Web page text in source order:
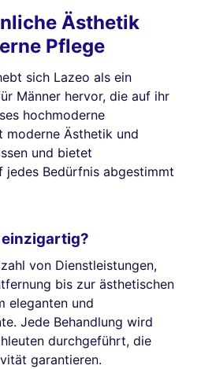
Ästhetik
Pflege
sich Lazeo als ein
Männer hervor, die auf ihr
hochmoderne
moderne Ästhetik und
und bietet
jedes Bedürfnis abgestimmt
einzigartig?
von Dienstleistungen,
bis zur ästhetischen
eleganten und
Jede Behandlung wird
durchgeführt, die
garantieren.